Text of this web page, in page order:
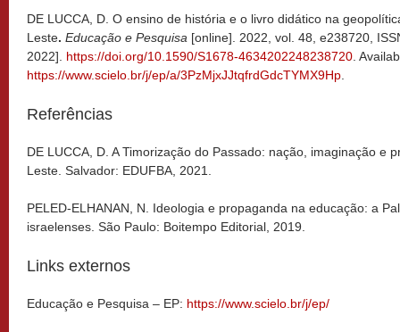
DE LUCCA, D. O ensino de história e o livro didático na
Leste. Educação e Pesquisa [online]. 2022, vol. 48, e238720,
2022]. https://doi.org/10.1590/S1678-4634202248238720 .
https://www.scielo.br/j/ep/a/3PzMjxJJtqfrdGdcTYMX9Hp
Referências
DE LUCCA, D. A Timorização do Passado: nação, imaginação e
Leste. Salvador: EDUFBA, 2021.
PELED-ELHANAN, N. Ideologia e propaganda na educação: a
israelenses. São Paulo: Boitempo Editorial, 2019.
Links externos
Educação e Pesquisa – EP: https://www.scielo.br/j/ep/